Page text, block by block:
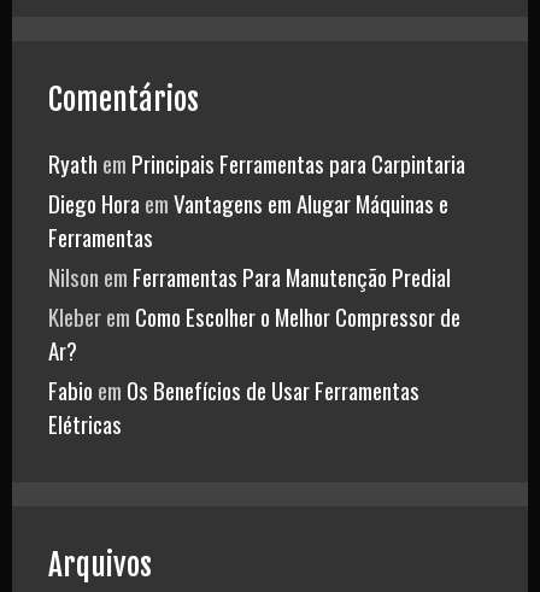
Comentários
Ryath em Principais Ferramentas para Carpintaria
Diego Hora emVantagens em Alugar Máquinas e
Ferramentas
Nilson em Ferramentas Para Manutenção Predial
Kleberem Como Escolher o Melhor Compressor de
Ar?
Fabio em Os Benefícios de Usar Ferramentas
Elétricas
Arquivos